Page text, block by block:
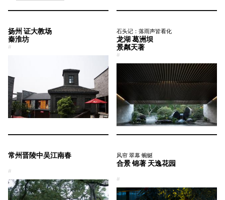
扬州 证大教场
秦淮坊
#
石头记：落雨声皆看化
龙湖 葛洲坝
景粼天著
#
常州晋陵中吴江南春
#
风帘 翠幕 蜿蜒
合景 锦著 天逸花园
#